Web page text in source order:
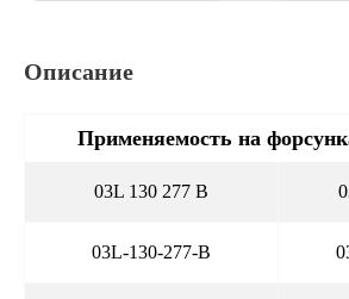
Описание
Применяемость на
03L 130 277 B
03L-130-277-B